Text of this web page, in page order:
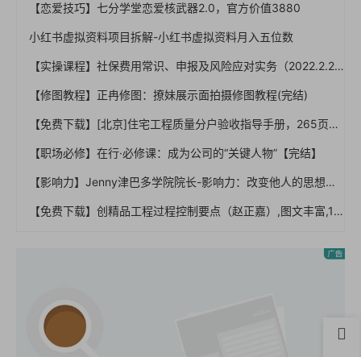
【恋爱技巧】七分学堂恋爱核武器2.0，官方价值3880
小红书虚拟资料项目拆解-小红书虚拟资料月入五位数
【实操课程】社保费用常识、申报及风险应对实务（2022.2.23）
【修图教程】正冉修图：撩妹展示面拍摄修图教程(完结)
【免费下载】[北京]住宅工程质量分户验收指导手册，265页PPT，图文，可编辑【01-0044】
【职场必修】在行·必修课：成为公司的“关键人物”【完结】
【影响力】Jenny津巴多学院院长-影响力：改变他人的思想和行动【完结】
【免费下载】创精品工程过程控制要点（赵正嘉）,图文丰富,134页PDF【01-0042】